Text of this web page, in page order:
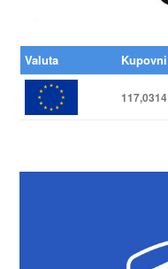
Valuta Kupovni
117,0314